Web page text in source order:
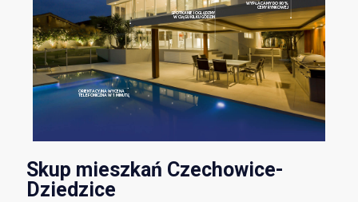
ORIENTACYJNA WYCENA
TELEFONICZNA W 1 MINUTĘ
SPOTKANIE I OGLĘDZNY
W CIĄGU KILKU GODZIN
WYPŁACAMY DO 90%
CENY RYNKOWEJ
Skup mieszkań Czechowice-
Dziedzice